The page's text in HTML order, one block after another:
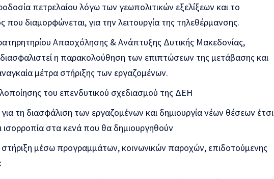
πετρελαίου λόγω των γεωπολιτικών εξελίξεων και το
που διαμορφώνεται, για την λειτουργία της τηλεθέρμανσης.
Απασχόλησης & Ανάπτυξης Δυτικής Μακεδονίας,
η παρακολούθηση των επιπτώσεων της μετάβασης και
μέτρα στήριξης των εργαζομένων.
του επενδυτικού σχεδιασμού της ΔΕΗ
τη διασφάλιση των εργαζομένων και δημιουργία νέων θέσεων έτσι
ισορροπία στα κενά που θα δημιουργηθούν
στήριξη μέσω προγραμμάτων, κοινωνικών παροχών, επιδοτούμενης